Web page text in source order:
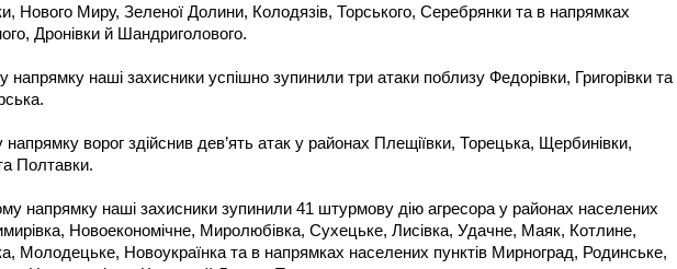
Нового Миру, Зеленої Долини, Колодязів, Торського, Серебрянки та в напрямках
Дронівки й Шандриголового.
напрямку наші захисники успішно зупинили три атаки поблизу Федорівки, Григорівки та
ворог здійснив дев’ять атак у районах Плещіївки, Торецька, Щербинівки,
Полтавки.
напрямку наші захисники зупинили 41 штурмову дію агресора у районах населених
Новоекономічне, Миролюбівка, Сухецьке, Лисівка, Удачне, Маяк, Котлине,
Молодецьке, Новоукраїнка та в напрямках населених пунктів Мирноград, Родинське,